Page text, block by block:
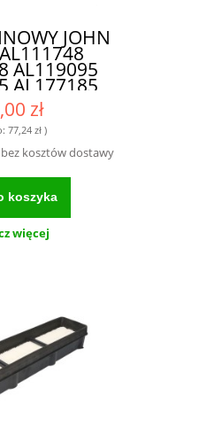
JOHN
AL119095
AL177185
zł
77,24 zł)
bez kosztów dostawy
koszyka
więcej